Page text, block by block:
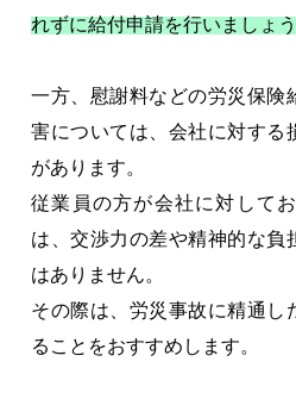
れずに給付申請を行いましょう
一方、慰謝料などの労災保険
害については、会社に対する
があります。
従業員の方が会社に対して
は、交渉力の差や精神的な負
はありません。
その際は、労災事故に精通し
ることをおすすめします。